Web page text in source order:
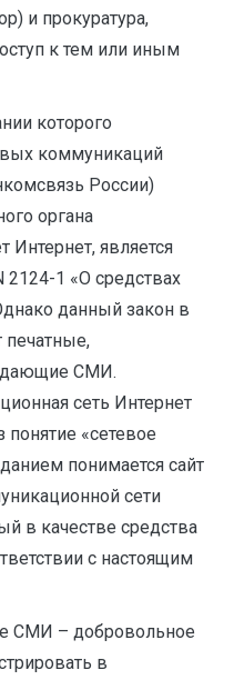
и прокуратура,
к тем или иным
которого
коммуникаций
России)
органа
Интернет, является
2124-1 «О средствах
данный закон в
печатные,
СМИ.
сеть Интернет
понятие «сетевое
понимается сайт
сети
в качестве средства
с настоящим
СМИ – добровольное
в